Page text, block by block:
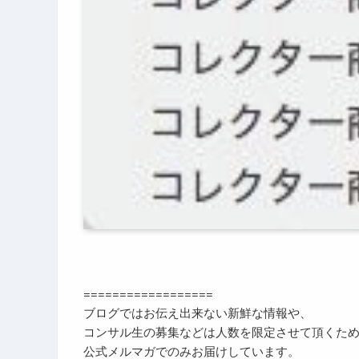
==================
ブログではお伝え出来ない新鮮な情報や、
コンサル生の募集などは人数を限定させて頂くため
公式メルマガでのみお届けしています。